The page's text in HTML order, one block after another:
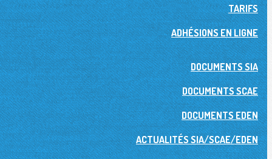
TARIFS
ADHÉSIONS EN LIGNE
DOCUMENTS SIA
DOCUMENTS SCAE
DOCUMENTS EDEN
ACTUALITÉS SIA/SCAE/EDEN